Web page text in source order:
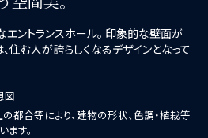
ントランスホール。 印象的な壁面が
住む人が誇らしくなるデザインとなって
図
合等により、建物の形状、色調・植栽等
す。